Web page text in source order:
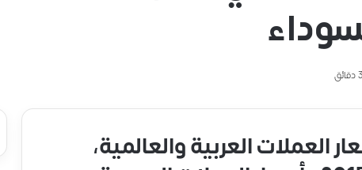
العملات العربية والعالمية،